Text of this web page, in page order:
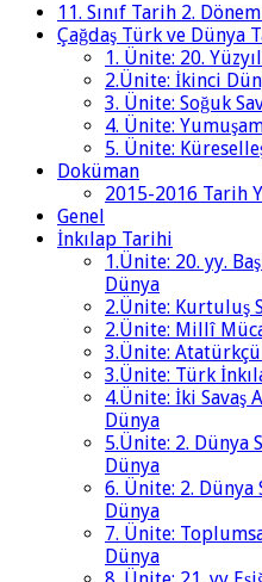
11. Sınıf Tarih 2.
Çağdaş Türk ve Dünya
1. Ünite: 20.
2.Ünite: İkinci
3. Ünite: Soğuk
4. Ünite:
5. Ünite:
Doküman
2015-2016 Tarih
Genel
İnkılap Tarihi
1.Ünite: 20. yy.
Dünya
2.Ünite: Kurtuluş
2.Ünite: Millî
3.Ünite:
3.Ünite: Türk
4.Ünite: İki Savaş
Dünya
5.Ünite: 2. Dünya
Dünya
6. Ünite: 2. Dünya
Dünya
7. Ünite:
Dünya